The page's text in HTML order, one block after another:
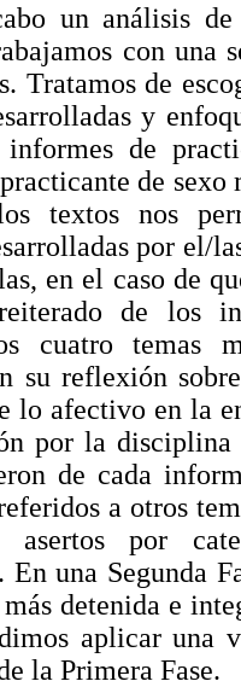
un análisis de
con una
Tratamos de
y
de
de sexo
textos nos
por el/
en el caso de
de los
cuatro temas
su reflexión
lo afectivo en la
por la
de cada
a otros
asertos por
una Segunda
detenida e
aplicar una
la Primera Fase.